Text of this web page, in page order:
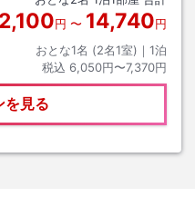
円 〜 14,740円
おとな1名 (2名1室)｜ 1泊
税込 6,050円〜7,370円
を見る